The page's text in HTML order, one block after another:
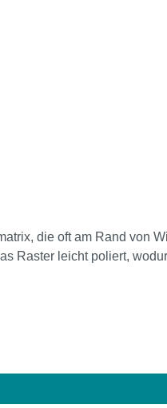
die oft am Rand von
Raster leicht poliert,